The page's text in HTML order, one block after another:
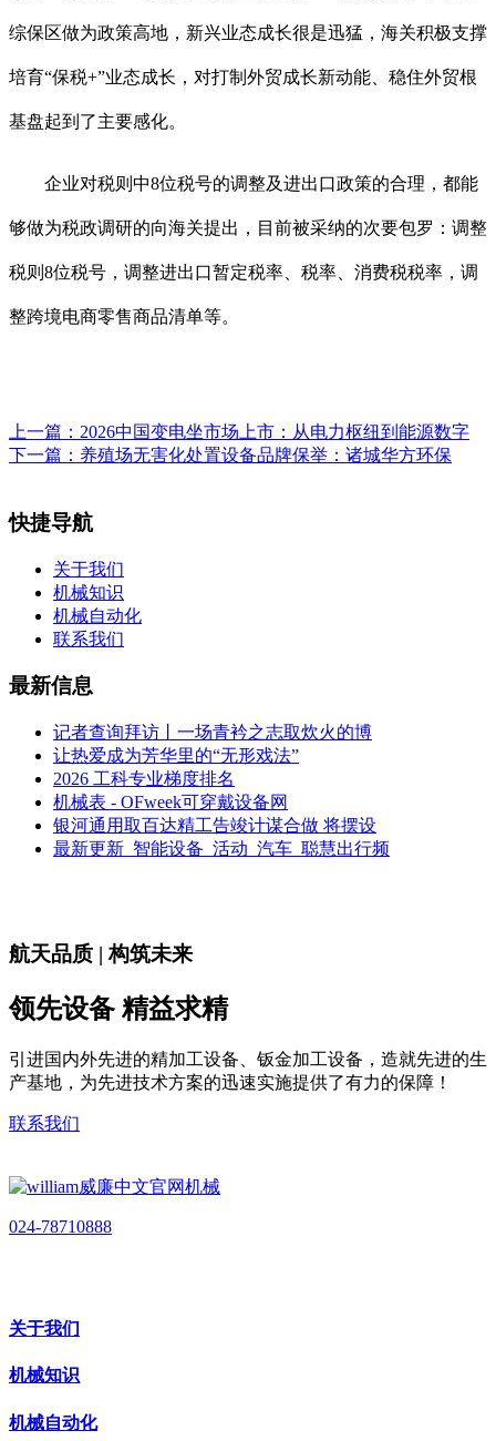
综保区做为政策高地，新兴业态成长很是迅猛，海关积极支撑
培育“保税+”业态成长，对打制外贸成长新动能、稳住外贸根
基盘起到了主要感化。
企业对税则中8位税号的调整及进出口政策的合理，都能
够做为税政调研的向海关提出，目前被采纳的次要包罗：调整
税则8位税号，调整进出口暂定税率、税率、消费税税率，调
整跨境电商零售商品清单等。
上一篇： 2026中国变电坐市场上市：从电力枢纽到能源数字
下一篇： 养殖场无害化处置设备品牌保举：诸城华方环保
快捷导航
关于我们
机械知识
机械自动化
联系我们
最新信息
记者查询拜访丨一场青衿之志取炊火的博
让热爱成为芳华里的“无形戏法”
2026 工科专业梯度排名
机械表 - OFweek可穿戴设备网
银河通用取百达精工告竣计谋合做 将摆设
最新更新_智能设备_活动_汽车_聪慧出行频
航天品质 | 构筑未来
领先设备 精益求精
引进国内外先进的精加工设备、钣金加工设备，造就先进的生
产基地，为先进技术方案的迅速实施提供了有力的保障！
联系我们
024-78710888
关于我们
机械知识
机械自动化